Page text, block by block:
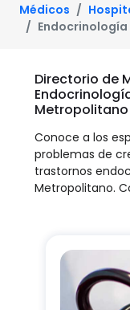
Médicos
Directorio de
Metropolitano
Conoce a los
problemas de
trastornos
Metropolitano.